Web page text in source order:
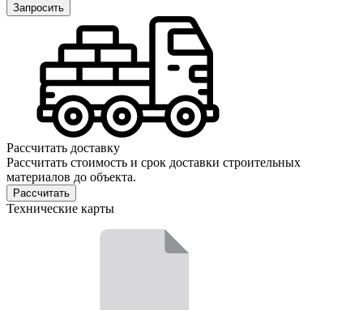
Запросить
Рассчитать доставку
Рассчитать стоимость и срок доставки строительных
материалов до объекта.
Рассчитать
Технические карты